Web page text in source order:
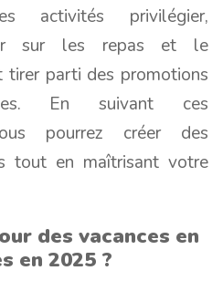
activités privilégier,
sur les repas et le
parti des promotions
En suivant ces
pourrez créer des
tout en maîtrisant votre
des vacances en
en 2025 ?